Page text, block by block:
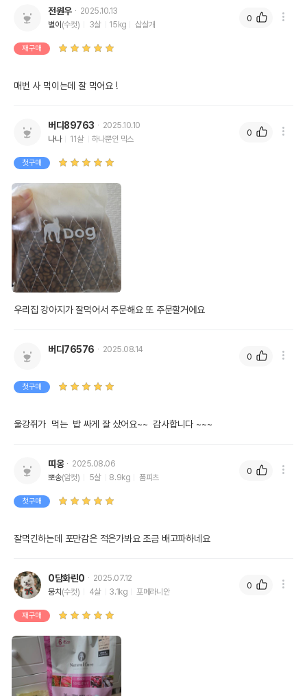
전원우
2025.10.13
별이 (수컷) 3살 15kg 삽살개
재구매
매번 사 먹이는데 잘 먹어요 !
0
버디89763
2025.10.10
나나
11살 하나뿐인 믹스
첫구매
우리집 강아지가 잘먹어서 주문해요 또 주문할거에요
0
버디76576 2025.08.14
첫구매
0
띠옹
2025.08.06
뽀송(암컷) 5살 8.9kg 폼피츠
첫구매
잘먹긴하는데 포만감은 적은가봐요 조금 배고파하네요
0
0담화린0
2025.07.12
뭉치 (수컷) 4살 3.1kg 포메라니안
재구매
0